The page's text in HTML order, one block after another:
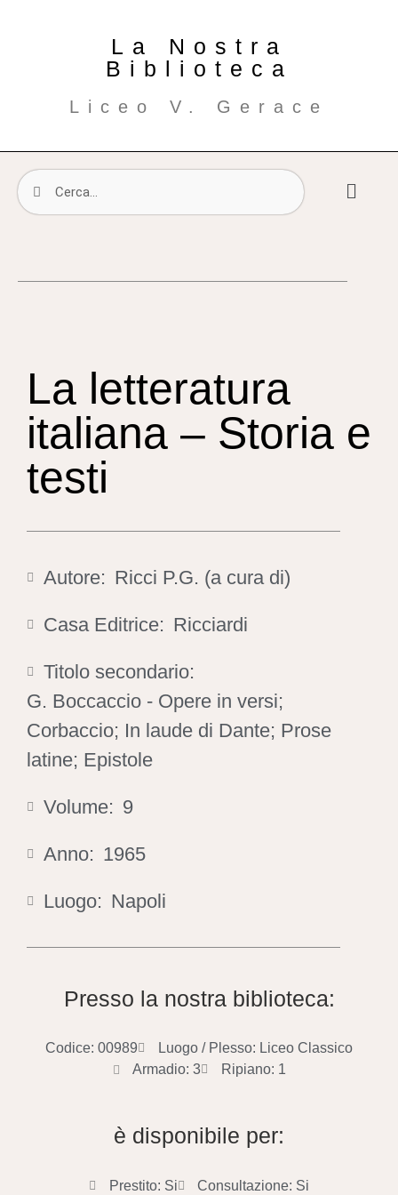
La Nostra
Biblioteca
Liceo V. Gerace
La letteratura
italiana – Storia e
testi
Autore: Ricci P.G. (a cura di)
Casa Editrice: Ricciardi
Titolo secondario:
G. Boccaccio - Opere in versi;
Corbaccio; In laude di Dante; Prose
latine; Epistole
Volume: 9
Anno: 1965
Luogo: Napoli
Presso la nostra biblioteca:
Codice: 00989
Luogo / Plesso: Liceo Classico
Armadio: 3
Ripiano: 1
è disponibile per:
Prestito: Si Consultazione: Si